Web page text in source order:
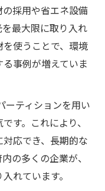
採用や省エネ設備
最大限に取り入れ
使うことで、環境
事例が増えていま
ーティションを用い
す。これにより、
応でき、長期的な
の多くの企業が、
れています。